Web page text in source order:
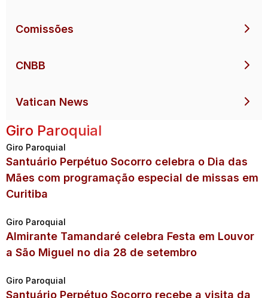
Comissões
CNBB
Vatican News
Giro Paroquial
Giro Paroquial
Santuário Perpétuo Socorro celebra o Dia das
Mães com programação especial de missas em
Curitiba
Giro Paroquial
Almirante Tamandaré celebra Festa em Louvor
a São Miguel no dia 28 de setembro
Giro Paroquial
Santuário Perpétuo Socorro recebe a visita da